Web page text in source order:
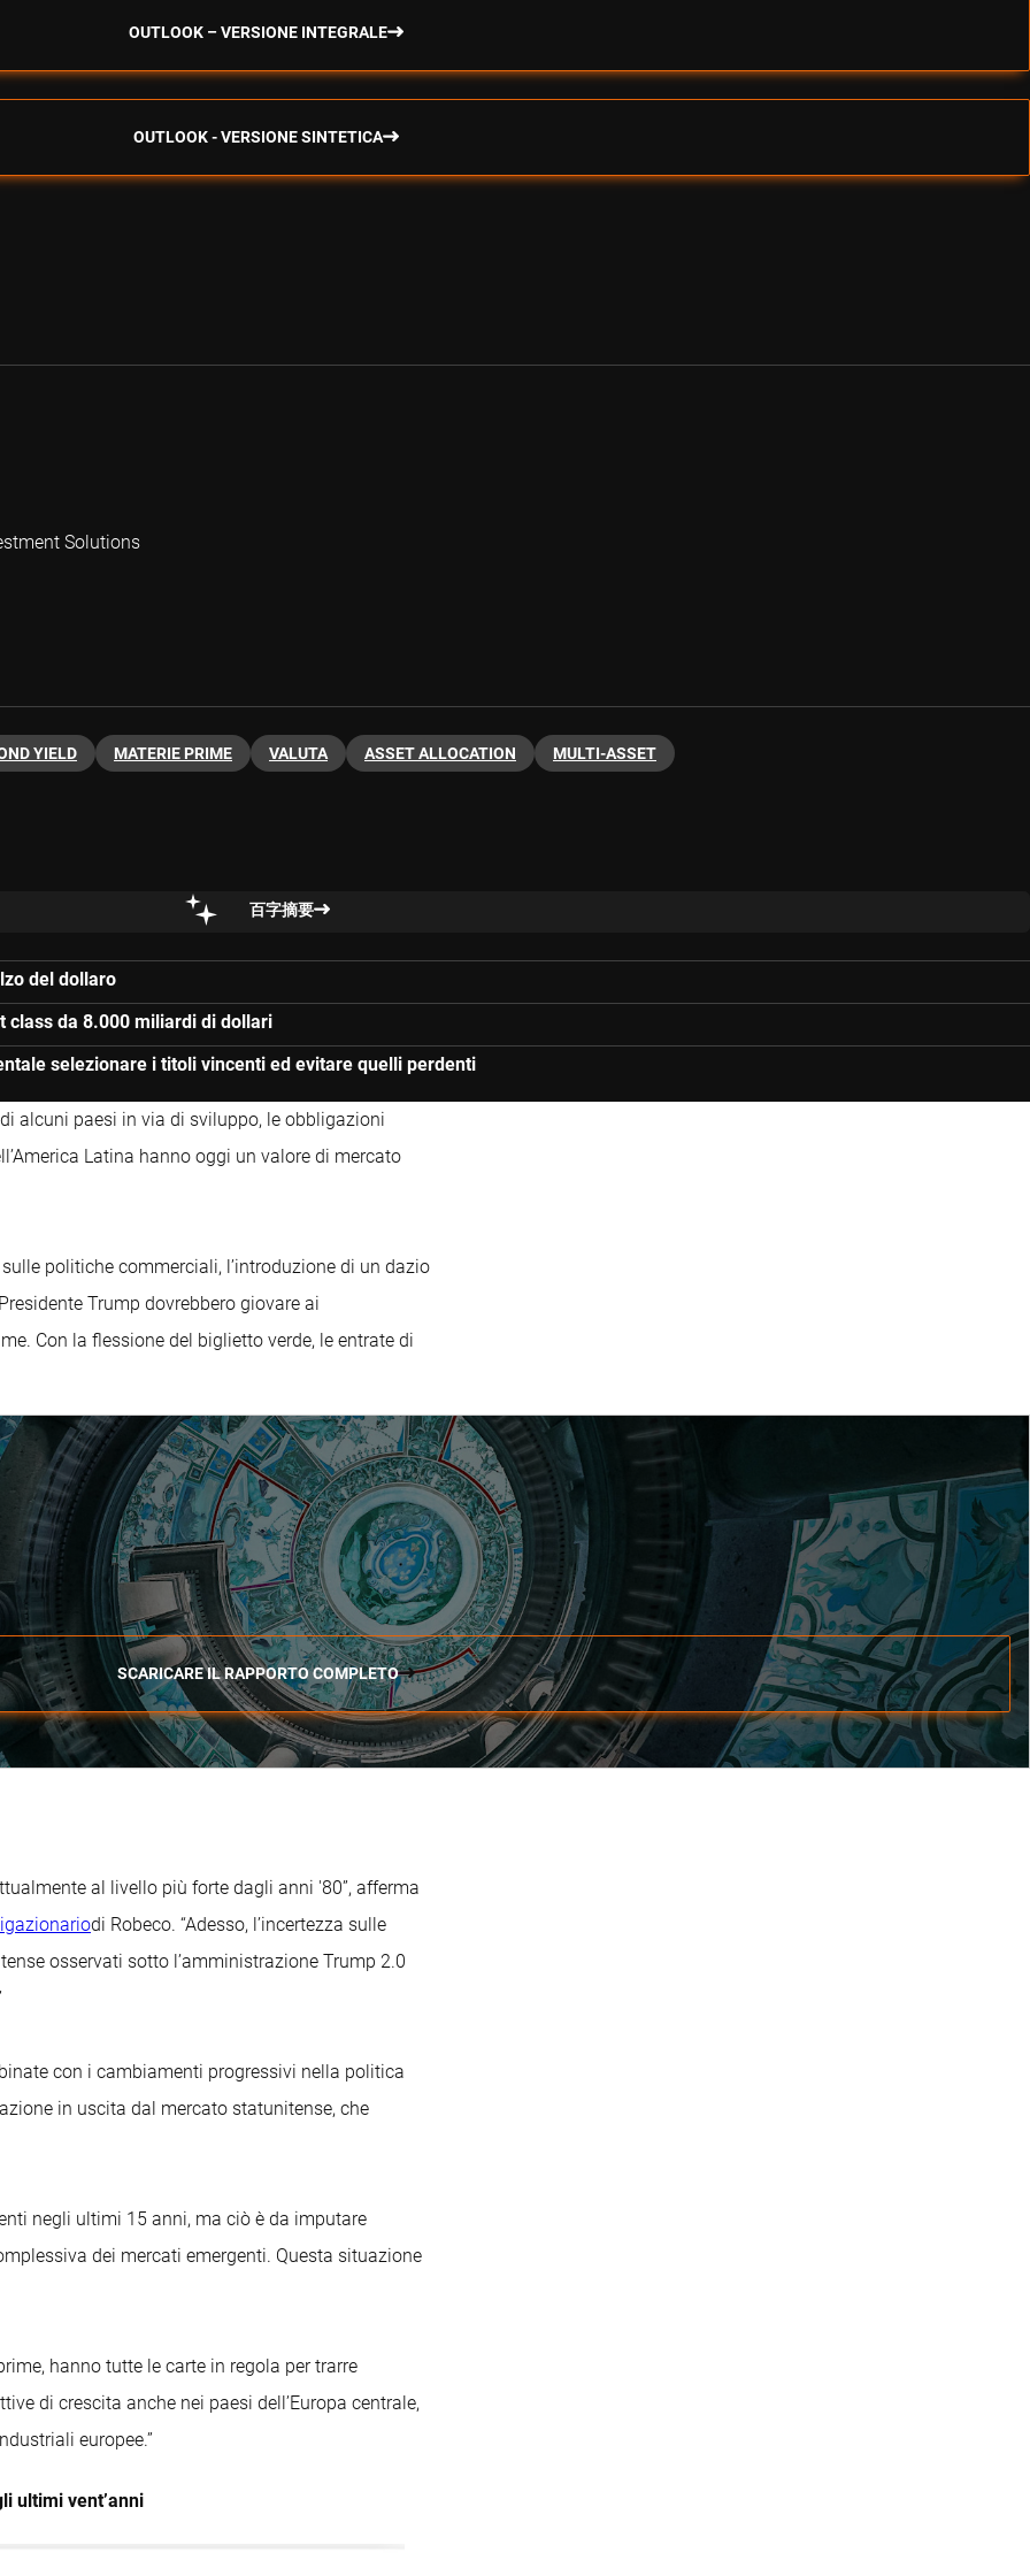
OUTLOOK – VERSIONE INTEGRALE
OUTLOOK - VERSIONE SINTETICA
Solutions
YIELD MATERIE PRIME VALUTA ASSET ALLOCATION MULTI-ASSET
百字摘要
del dollaro
class da 8.000 miliardi di dollari
selezionare i titoli vincenti ed evitare quelli perdenti
alcuni paesi in via di sviluppo, le obbligazioni
Latina hanno oggi un valore di mercato
politiche commerciali, l’introduzione di un dazio
Trump dovrebbero giovare ai
Con la flessione del biglietto verde, le entrate di
SCARICARE IL RAPPORTO COMPLETO
al livello più forte dagli anni '80”, afferma
di Robeco. “Adesso, l’incertezza sulle
osservati sotto l’amministrazione Trump 2.0
con i cambiamenti progressivi nella politica
in uscita dal mercato statunitense, che
negli ultimi 15 anni, ma ciò è da imputare
dei mercati emergenti. Questa situazione
hanno tutte le carte in regola per trarre
di crescita anche nei paesi dell’Europa centrale,
europee.”
ultimi vent’anni